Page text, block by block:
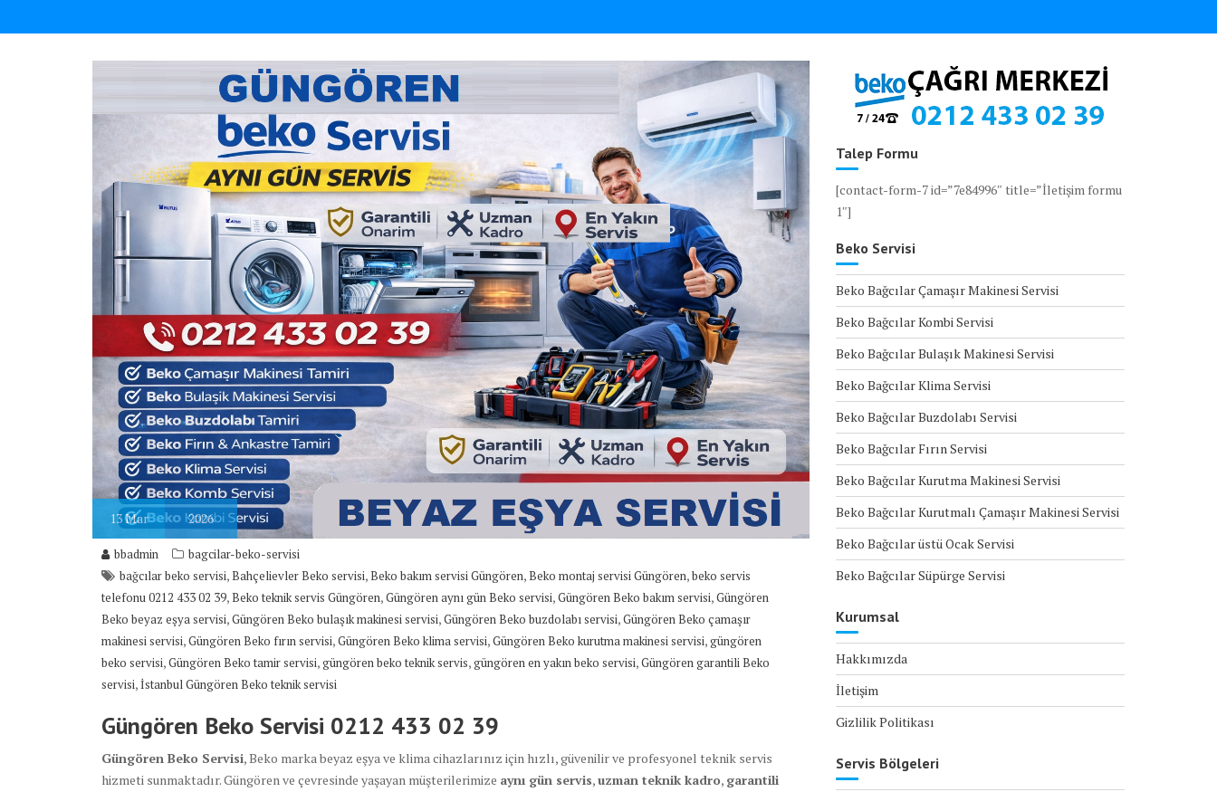
13Mar 2026
bbadmin
bagcilar-beko-servisi
bağcılar beko servisi,Bahçelievler Beko servisi,Beko bakım servisi Güngören,Beko montaj servisi Güngören,beko servis
telefonu 0212 433 02 39,Beko teknik servis Güngören,Güngören aynı gün Beko servisi,Güngören Beko bakım servisi,Güngören
Beko beyaz eşya servisi,Güngören Beko bulaşık makinesi servisi,Güngören Beko buzdolabı servisi,Güngören Beko çamaşır
makinesi servisi,Güngören Beko fırın servisi,Güngören Beko klima servisi,Güngören Beko kurutma makinesi servisi,güngören
beko servisi,Güngören Beko tamir servisi,güngören beko teknik servis,güngören en yakın beko servisi,Güngören garantili Beko
servisi,İstanbul Güngören Beko teknik servisi
Güngören Beko Servisi 0212 433 02 39
Güngören Beko Servisi, Beko marka beyaz eşya ve klima cihazlarınız için hızlı, güvenilir ve profesyonel teknik servis
hizmeti sunmaktadır. Güngören ve çevresinde yaşayan müşterilerimize aynı gün servis,uzman teknik kadro, garantili
Talep Formu
[contact-form-7 id=”7e84996″ title=”İletişim formu
1″]
Beko Servisi
Beko Bağcılar Çamaşır Makinesi Servisi
Beko Bağcılar Kombi Servisi
Beko Bağcılar Bulaşık Makinesi Servisi
Beko Bağcılar Klima Servisi
Beko Bağcılar Buzdolabı Servisi
Beko Bağcılar Fırın Servisi
Beko Bağcılar Kurutma Makinesi Servisi
Beko Bağcılar Kurutmalı Çamaşır Makinesi Servisi
Beko Bağcılar üstü Ocak Servisi
Beko Bağcılar Süpürge Servisi
Kurumsal
Hakkımızda
İletişim
Gizlilik Politikası
Servis Bölgeleri